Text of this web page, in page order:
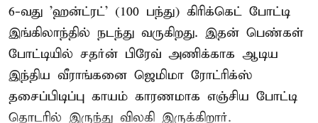
6-வது 'ஹன்ட்ரட்' (100 பந்து) கிரிக்கெட் போட்டி
இங்கிலாந்தில் நடந்து வருகிறது. இதன் பெண்கள்
போட்டியில் சதர்ன் பிரேவ் அணிக்காக ஆடிய
இந்திய வீராங்கனை ஜெமிமா ரோட்ரிக்ஸ்
தசைப்பிடிப்பு காயம் காரணமாக எஞ்சிய போட்டி
தொடரில் இருந்து விலகி இருக்கிறார்.